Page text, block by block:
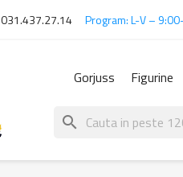
031.437.27.14 Program: L-V –
Gorjuss Figurine
search